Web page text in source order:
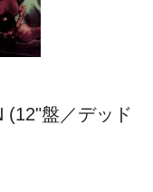
(12"盤／デッド